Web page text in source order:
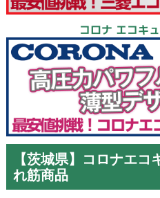
コロナ エコキ
【茨城県】コロナエ
れ筋商品